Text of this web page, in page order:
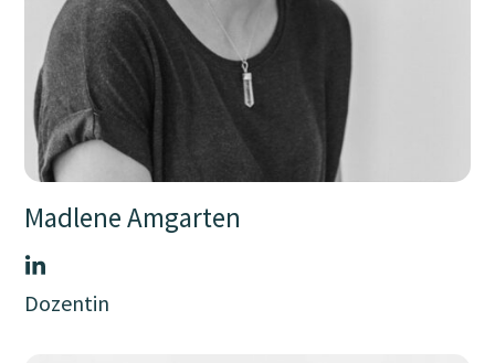
Madlene Amgarten
Dozentin